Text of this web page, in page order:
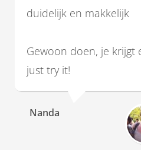
duidelijk en makkelijk
Gewoon doen, je krijgt
just try it!
Nanda